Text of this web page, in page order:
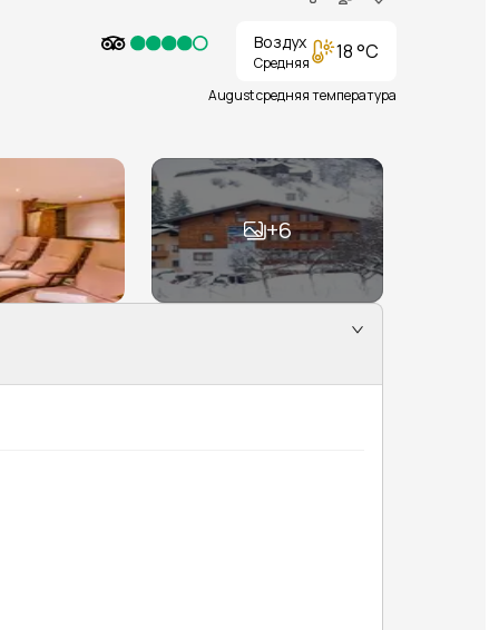
Воздух
Средняя 18 °C
August средняя температура
+6